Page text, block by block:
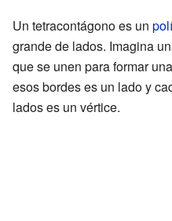
Un tetracontágono es un
grande de lados. Imagina
que se unen para formar
esos bordes es un lado y
lados es un vértice.